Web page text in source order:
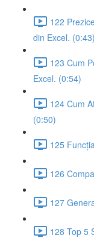
122
din Excel. (0:43)
123 Cum
Excel. (0:54)
124 Cum
(0:50)
125
126
127
128 Top 5